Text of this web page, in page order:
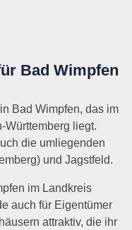
Bad Wimpfen
Bad Wimpfen, das im
Württemberg liegt.
die umliegenden
und Jagstfeld.
im Landkreis
auch für Eigentümer
attraktiv, die ihr